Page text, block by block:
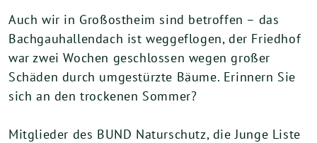
Auch wir in Großostheim sind betroffen – das
Bachgauhallendach ist weggeflogen, der Friedhof
war zwei Wochen geschlossen wegen großer
Schäden durch umgestürzte Bäume. Erinnern Sie
sich an den trockenen Sommer?
Mitglieder des BUND Naturschutz, die Junge Liste